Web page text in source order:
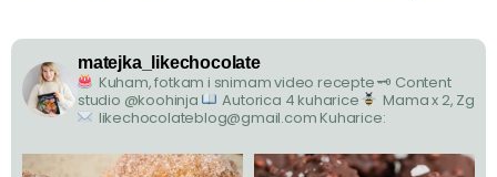
matejka_likechocolate
Kuham, fotkam i snimam video recepte🗝 Content
studio @koohinja
Autorica 4 kuharice
Mama x 2, Zg
likechocolateblog@gmail.com Kuharice: